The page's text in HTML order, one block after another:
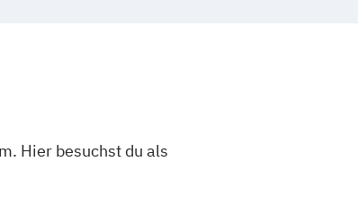
Hier besuchst du als